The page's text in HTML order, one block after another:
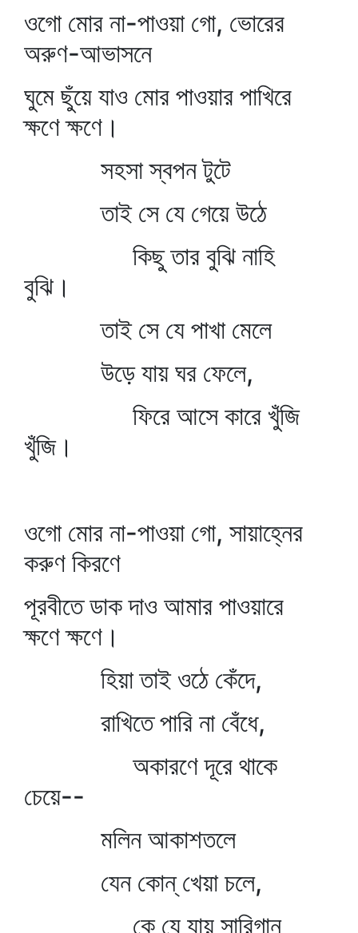
ওগো মোর না-পাওয়া গো, ভোরের
অরুণ-আভাসনে
ঘুমে ছুঁয়ে যাও মোর পাওয়ার পাখিরে
ক্ষণে ক্ষণে।
সহসা স্বপন টুটে
তাই সে যে গেয়ে উঠে
কিছু তার বুঝি নাহি
বুঝি।
তাই সে যে পাখা মেলে
উড়ে যায় ঘর ফেলে,
ফিরে আসে কারে খুঁজি
খুঁজি।
ওগো মোর না-পাওয়া গো, সায়াহ্নের
করুণ কিরণে
পূরবীতে ডাক দাও আমার পাওয়ারে
ক্ষণে ক্ষণে।
হিয়া তাই ওঠে কেঁদে,
রাখিতে পারি না বেঁধে,
অকারণে দূরে থাকে
চেয়ে--
মলিন আকাশতলে
যেন কোন্‌ খেয়া চলে,
কে যে যায় সারিগান